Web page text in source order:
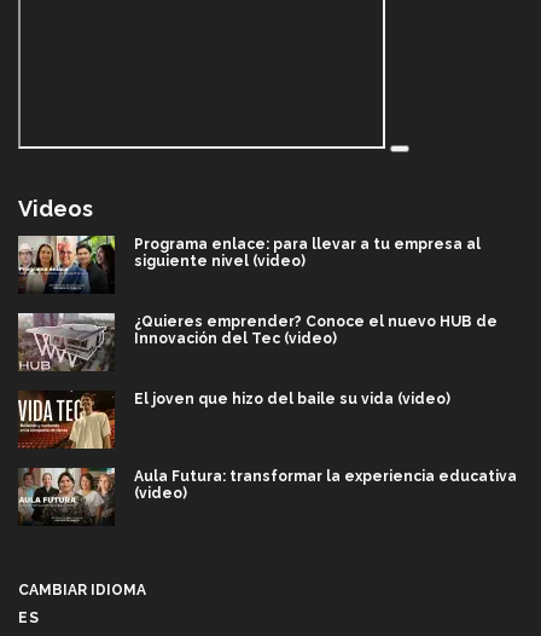
Videos
Programa enlace: para llevar a tu empresa al
siguiente nivel (video)
¿Quieres emprender? Conoce el nuevo HUB de
Innovación del Tec (video)
El joven que hizo del baile su vida (video)
Aula Futura: transformar la experiencia educativa
(video)
CAMBIAR IDIOMA
ES